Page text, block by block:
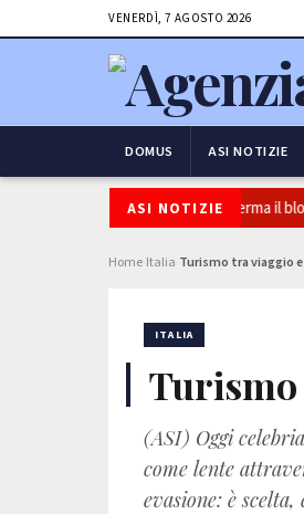
VENERDÌ, 7 AGOSTO 2026
DOMUS ASI NOTIZIE
ASI NOTIZIE
e frontiere: l’Italia conferma il
Home Italia Turismo tra viaggio
ITALIA
Turismo
(ASI) Oggi
come lente
evasione: è